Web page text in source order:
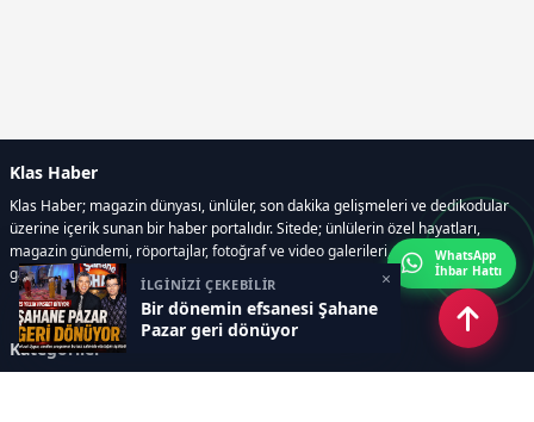
İLGİNİZİ ÇEKEBİLİR
Bir dönemin efsanesi Şahane
Pazar geri dönüyor
×
Klas Haber
Klas Haber; magazin dünyası, ünlüler, son dakika gelişmeleri ve dedikodular
üzerine içerik sunan bir haber portalıdır. Sitede; ünlülerin özel hayatları,
magazin gündemi, röportajlar, fotoğraf ve video galerileri, resmi ilanlar, e-
gazete gibi geniş bir içerik yelpazesi bulunur.
Kategoriler
WhatsApp
İhbar Hattı